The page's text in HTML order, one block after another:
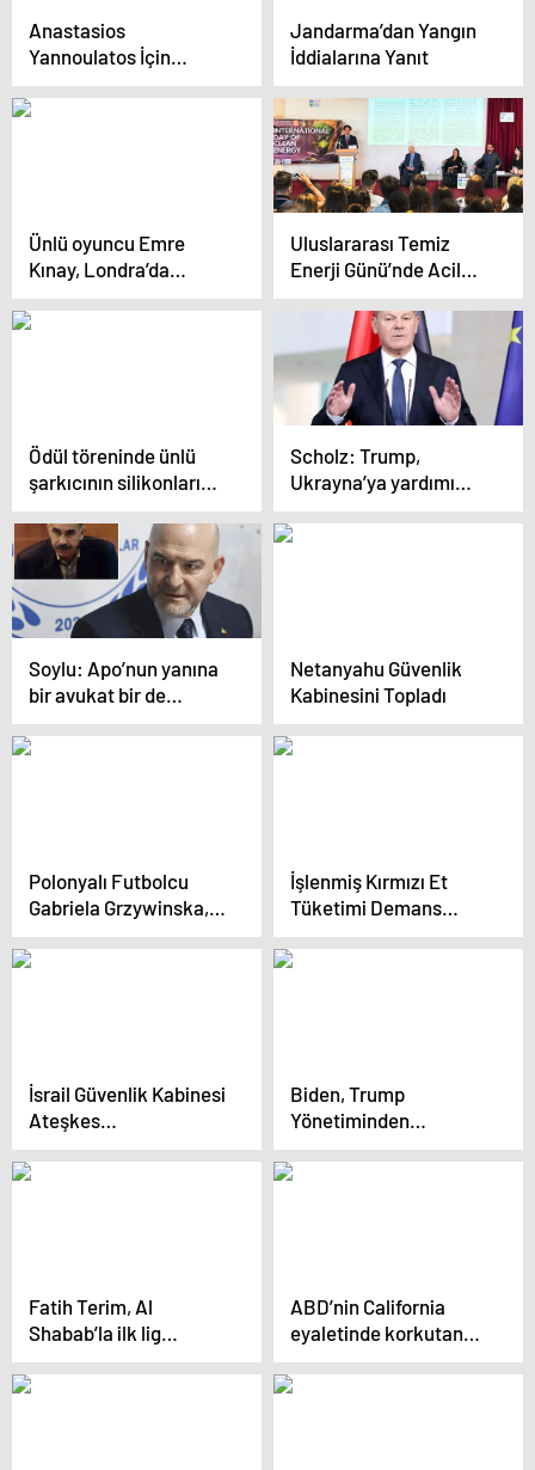
Anastasios
Yannoulatos İçin
Cenaze Töreni
Jandarma’dan Yangın
İddialarına Yanıt
Ünlü oyuncu Emre
Kınay, Londra’da
emlakçı oldu
Uluslararası Temiz
Enerji Günü’nde Acil
Eylem Çağrısı
Ödül töreninde ünlü
şarkıcının silikonları
patladı!
Scholz: Trump,
Ukrayna’ya yardımı
durdurmayacak
Soylu: Apo’nun yanına
bir avukat bir de
telefon koyun, örgütü
dağıtır
Netanyahu Güvenlik
Kabinesini Topladı
Polonyalı Futbolcu
Gabriela Grzywinska,
Rusya’da Ölüm
Tehditleri Aldığını
İşlenmiş Kırmızı Et
Tüketimi Demans
Riskini Artırıyor
İsrail Güvenlik Kabinesi
Ateşkes
Görüşmelerine Başladı
Biden, Trump
Yönetiminden
Kaliforniya
Yangınlarına Müdahale
Fatih Terim, Al
Shabab’la ilk lig
maçına çıkıyor
ABD’nin California
eyaletinde korkutan
yangın: 30 bin kişiye
tahliye emri verildi